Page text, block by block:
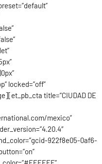
locked=”off”
title=”CIUDAD DE
mexico”
922f8e05-0af6-